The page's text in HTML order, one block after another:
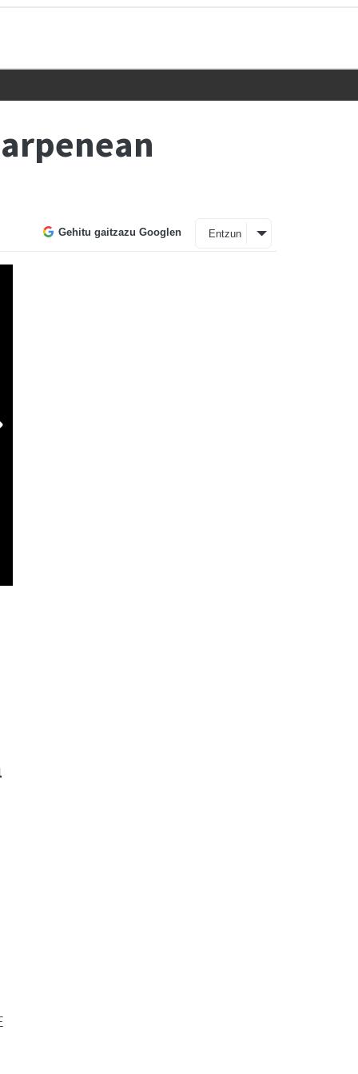
Gehitu gaitzazu Googlen Entzun